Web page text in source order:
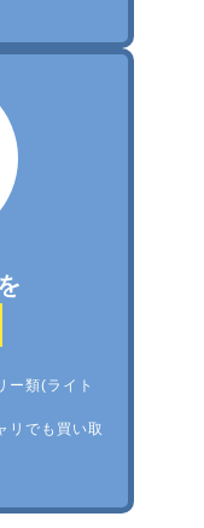
ー類(ライト
リでも買い取